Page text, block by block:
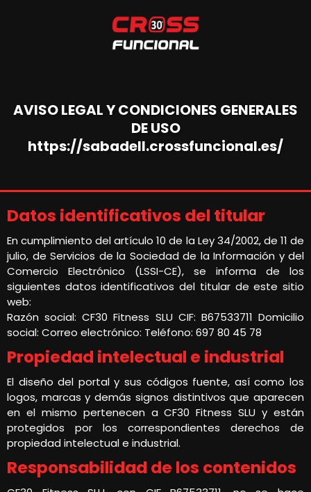
AVISO LEGAL Y CONDICIONES GENERALES
DE USO
https://sabadell.crossfuncional.es/
Datos identificativos del titular
En cumplimiento del artículo 10 de la Ley 34/2002, de 11 de
julio, de Servicios de la Sociedad de la Información y del
Comercio Electrónico (LSSI-CE), se informa de los
siguientes datos identificativos del titular de este sitio
web:
Razón social: CF30 Fitness SLU CIF: B67533711 Domicilio
social: Correo electrónico: Teléfono: 697 80 45 78
Propiedad intelectual e industrial
El diseño del portal y sus códigos fuente, así como los
logos, marcas y demás signos distintivos que aparecen
en el mismo pertenecen a CF30 Fitness SLU y están
protegidos por los correspondientes derechos de
propiedad intelectual e industrial.
Responsabilidad de los contenidos